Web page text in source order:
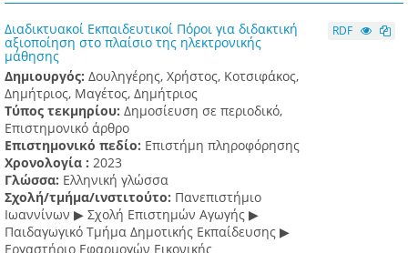
Διαδικτυακοί Εκπαιδευτικοί Πόροι για διδακτική
αξιοποίηση στο πλαίσιο της ηλεκτρονικής
μάθησης
Δημιουργός: Δουληγέρης, Χρήστος, Κοτσιφάκος,
Δημήτριος, Μαγέτος, Δημήτριος
Τύπος τεκμηρίου: Δημοσίευση σε περιοδικό,
Επιστημονικό άρθρο
Επιστημονικό πεδίο: Επιστήμη πληροφόρησης
Χρονολογία : 2023
Γλώσσα: Ελληνική γλώσσα
Σχολή/τμήμα/ινστιτούτο: Πανεπιστήμιο
Ιωαννίνων ▶ Σχολή Επιστημών Αγωγής ▶
Παιδαγωγικό Τμήμα Δημοτικής Εκπαίδευσης ▶
Eργαστήριο Εφαρμογών Eικονικής
RDF